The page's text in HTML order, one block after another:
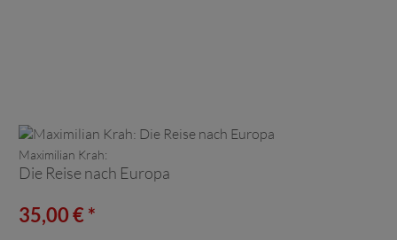
Maximilian Krah:
Die Reise nach Europa
35,00 € *